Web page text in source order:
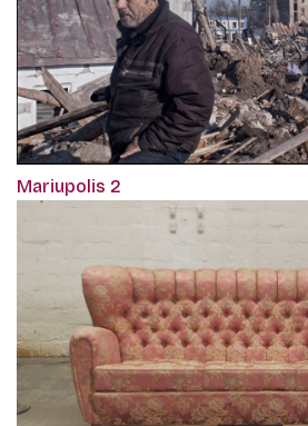
Mariupolis 2